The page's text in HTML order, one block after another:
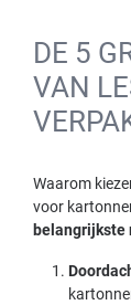
DE 5
VAN
Waarom
voor
belangrijkste